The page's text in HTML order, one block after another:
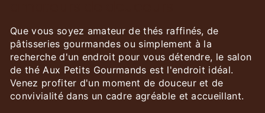
Que vous soyez amateur de thés raffinés, de
pâtisseries gourmandes ou simplement à la
recherche d'un endroit pour vous détendre, le salon
de thé Aux Petits Gourmands est l'endroit idéal.
Venez profiter d'un moment de douceur et de
convivialité dans un cadre agréable et accueillant.